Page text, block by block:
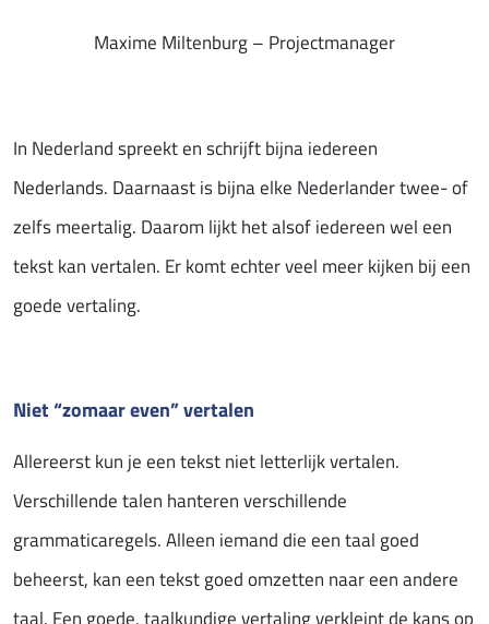
Maxime Miltenburg – Projectmanager
In Nederland spreekt en schrijft bijna iedereen
Nederlands. Daarnaast is bijna elke Nederlander twee- of
zelfs meertalig. Daarom lijkt het alsof iedereen wel een
tekst kan vertalen. Er komt echter veel meer kijken bij een
goede vertaling.
Niet “zomaar even” vertalen
Allereerst kun je een tekst niet letterlijk vertalen.
Verschillende talen hanteren verschillende
grammaticaregels. Alleen iemand die een taal goed
beheerst, kan een tekst goed omzetten naar een andere